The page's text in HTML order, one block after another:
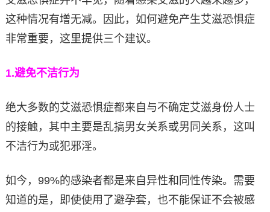
这种情况有增无减。因此，如何避免产生艾滋恐惧症
非常重要，这里提供三个建议。
1.避免不洁行为
绝大多数的艾滋恐惧症都来自与不确定艾滋身份人士
的接触，其中主要是乱搞男女关系或男同关系，这叫
不洁行为或犯邪淫。
如今，99%的感染者都是来自异性和同性传染。需要
知道的是，即使使用了避孕套，也不能保证不会被感